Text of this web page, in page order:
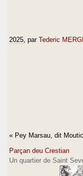
2025 , par Tederic
« Pey Marsau, dit
Parçan deu Crestian
Un quartier de Saint